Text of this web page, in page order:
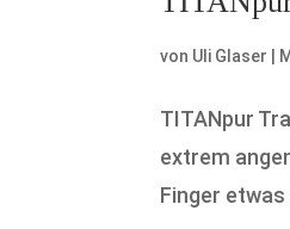
von Uli Glaser
TITANpur
extrem
Finger